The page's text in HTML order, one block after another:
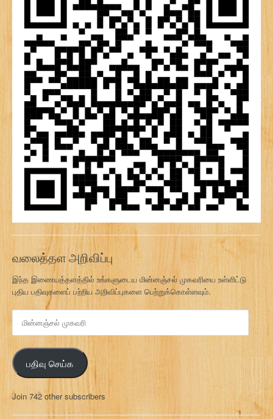
வலைத்தள அறிவிப்பு
இந்த இணையத்தளத்தில் உங்களுடைய மின்னஞ்சல் முகவரியை உள்ளிட்டு
புதிய பதிவுகளைப் பற்றிய அறிவிப்புகளை பெற்றுக்கொள்ளவும்.
ன
ஞ்
ச
ல்
மு
க
வ
பதிவு செய்க
Join 742 other subscribers